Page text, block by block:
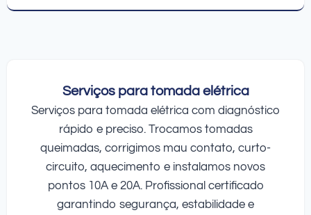
Serviços para tomada elétrica
Serviços para tomada elétrica com diagnóstico
rápido e preciso. Trocamos tomadas
queimadas, corrigimos mau contato, curto-
circuito, aquecimento e instalamos novos
pontos 10A e 20A. Profissional certificado
garantindo segurança, estabilidade e